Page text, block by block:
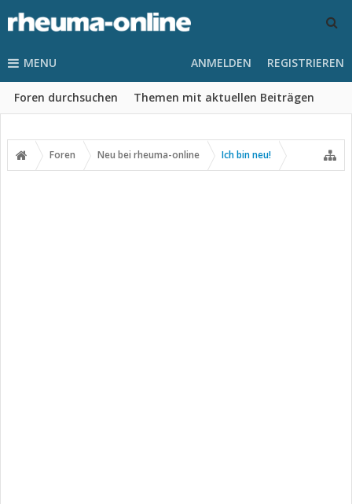
MENU
Foren durchsuchen Themen mit aktuellen Beiträgen
ANMELDEN REGISTRIEREN
Foren Neu bei rheuma-online Ich bin neu!